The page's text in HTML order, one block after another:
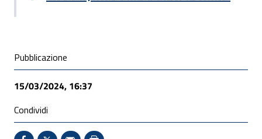
Condivisione social
Pubblicazione
15/03/2024, 16:37
Condividi